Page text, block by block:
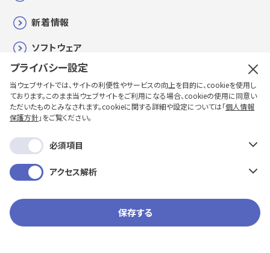
プライバシー設定
当ウェブサイトでは、サイトの利便性やサービスの向上を目的に、cookieを使用し
ております。このまま当ウェブサイトをご利用になる場合、cookieの使用に同意い
ただいたものとみなされます。cookieに関する詳細や設定については「個人情報
保護方針」をご覧ください。
必須項目
アクセス解析
保存する
新着情報
ソフトウェア
各種お問い合わせ・修理・校正
購入方法
企業情報
採用情報